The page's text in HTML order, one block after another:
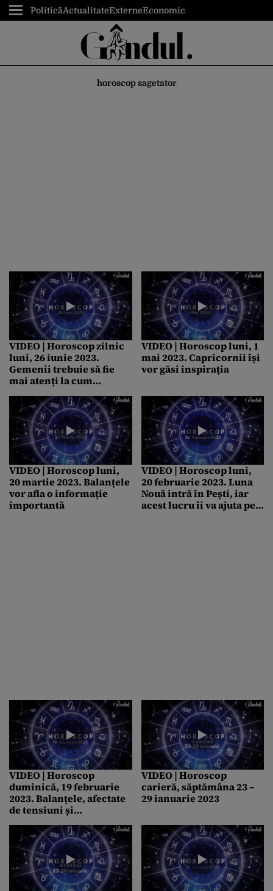
PoliticăActualitateExterneEconomic
horoscop sagetator
VIDEO | Horoscop zilnic
luni, 26 iunie 2023.
Gemenii trebuie să fie
mai atenți la cum
VIDEO | Horoscop luni, 1
mai 2023. Capricornii își
vor găsi inspirația
VIDEO | Horoscop luni,
20 martie 2023. Balanțele
vor afla o informație
importantă
VIDEO | Horoscop luni,
20 februarie 2023. Luna
Nouă intră în Pești, iar
acest lucru îi va ajuta pe
VIDEO | Horoscop
duminică, 19 februarie
2023. Balanțele, afectate
de tensiuni și
VIDEO | Horoscop
carieră, săptămâna 23 –
29 ianuarie 2023